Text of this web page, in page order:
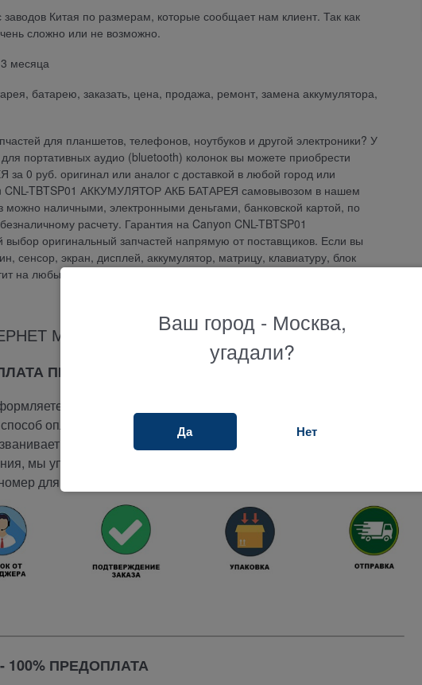
Китая по размерам, которые сообщает нам клиент. Так как
сложно или не возможно.
3 месяца
батарею, заказать, цена, продажа, ремонт, замена аккумулятора,
для планшетов, телефонов, ноутбуков и другой электроники? У
портативных аудио (bluetooth) колонок вы можете приобрести
0 руб. оригинал или аналог с доставкой в любой город или
CNL-TBTSP01 АККУМУЛЯТОР АКБ БАТАРЕЯ самовывозом в нашем
можно наличными, электронными деньгами, банковской картой, по
расчету. Гарантия на Canyon CNL-TBTSP01
оригинальный запчастей напрямую от поставщиков. Если вы
сенсор, экран, дисплей, аккумулятор, матрицу, клавиатуру, блок
на любые вопросы.
МАГАЗИНА ТЕРАБАЙТ МАРКЕТ
ПРИ ПОЛУЧЕНИИ
заказ на сайте.
оплаты -
при получении.
вам и подтверждает заказ.
мы упакуем и отправим ваш заказ.
для отслеживания вашего заказа.
100% ПРЕДОПЛАТА
Ваш город - Москва,
угадали?
Да Нет